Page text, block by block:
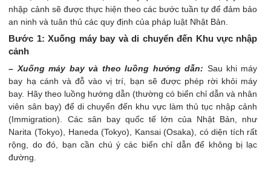
nhập cảnh sẽ được thực hiện theo các bước tuần tự để đảm bảo
an ninh và tuân thủ các quy định của pháp luật Nhật Bản.
Bước 1: Xuống máy bay và di chuyển đến Khu vực nhập
cảnh
– Xuống máy bay và theo luồng hướng dẫn: Sau khi máy
bay hạ cánh và đỗ vào vị trí, bạn sẽ được phép rời khỏi máy
bay. Hãy theo luồng hướng dẫn (thường có biển chỉ dẫn và nhân
viên sân bay) để di chuyển đến khu vực làm thủ tục nhập cảnh
(Immigration). Các sân bay quốc tế lớn của Nhật Bản, như
Narita (Tokyo), Haneda (Tokyo), Kansai (Osaka), có diện tích rất
rộng, do đó, bạn cần chú ý các biển chỉ dẫn để không bị lạc
đường.